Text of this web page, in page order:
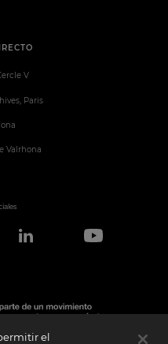
V
Paris
Valrhona
el